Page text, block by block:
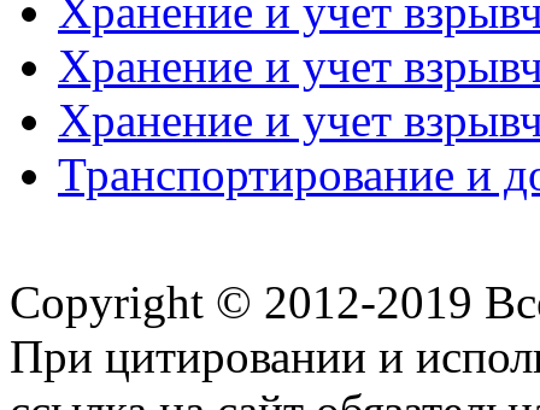
Хранение и учет
Хранение и учет
Хранение и учет
Транспортирование и
Copyright © 2012-2019
При цитировании и